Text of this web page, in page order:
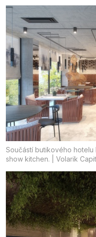
Součástí butikového
show kitchen. | Volarik